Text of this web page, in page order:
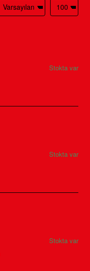
Stokta var
Stokta var
Stokta var